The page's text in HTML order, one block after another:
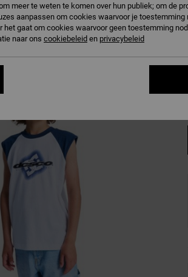
meer te weten te komen over hun publiek; om de
aanpassen om cookies waarvoor je toestemming
gaat om cookies waarvoor geen toestemming
naar ons cookiebeleid en privacybeleid